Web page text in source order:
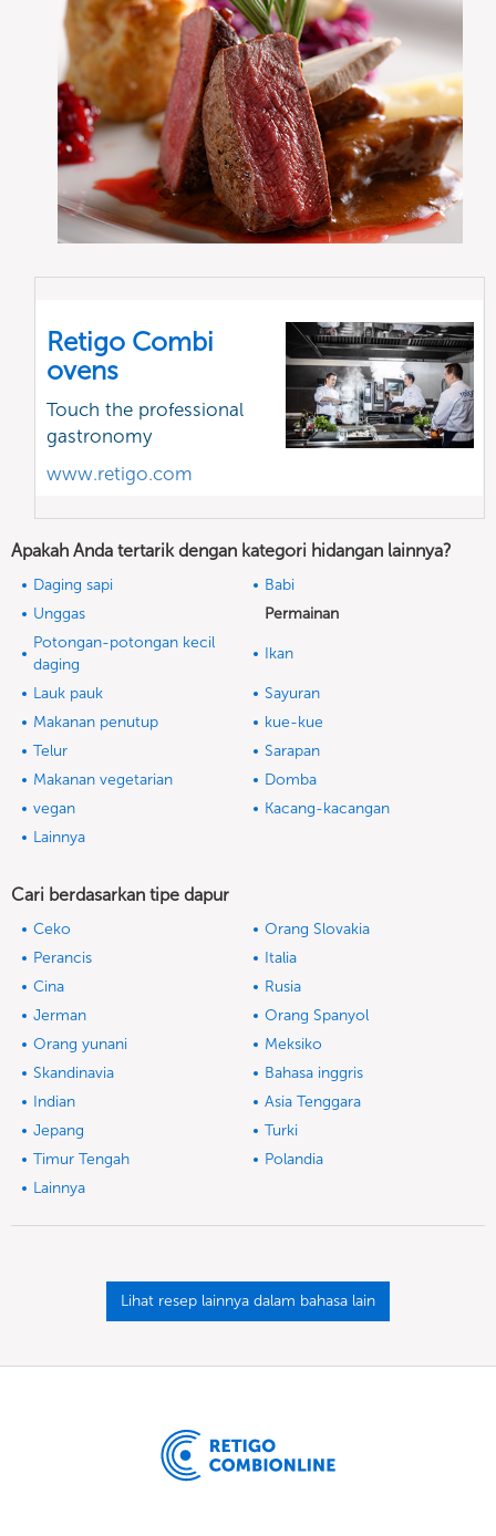
Retigo Combi
ovens
Touch the professional
gastronomy
www.retigo.com
Apakah Anda tertarik dengan kategori hidangan lainnya?
Daging sapi
Babi
Unggas
Permainan
Potongan-potongan kecil
daging
Ikan
Lauk pauk
Sayuran
Makanan penutup
kue-kue
Telur
Sarapan
Makanan vegetarian
Domba
vegan
Kacang-kacangan
Lainnya
Cari berdasarkan tipe dapur
Ceko
Orang Slovakia
Perancis
Italia
Cina
Rusia
Jerman
Orang Spanyol
Orang yunani
Meksiko
Skandinavia
Bahasa inggris
Indian
Asia Tenggara
Jepang
Turki
Timur Tengah
Polandia
Lainnya
Lihat resep lainnya dalam bahasa lain